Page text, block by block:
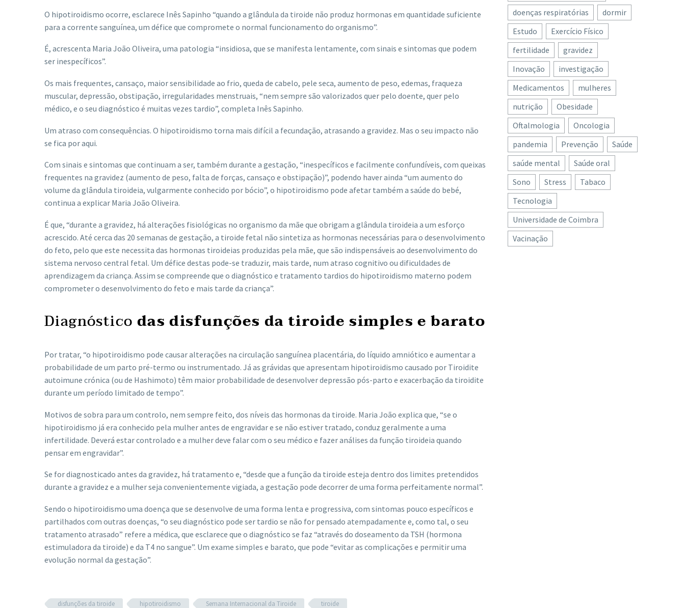
O hipotiroidismo ocorre, esclarece Inês Sapinho “quando a glândula da tiroide não produz hormonas em quantidade suficiente
para a corrente sanguínea, um défice que compromete o normal funcionamento do organismo”.
É, acrescenta Maria João Oliveira, uma patologia “insidiosa, que se manifesta lentamente, com sinais e sintomas que podem
ser inespecíficos”.
Os mais frequentes, cansaço, maior sensibilidade ao frio, queda de cabelo, pele seca, aumento de peso, edemas, fraqueza
muscular, depressão, obstipação, irregularidades menstruais, “nem sempre são valorizados quer pelo doente, quer pelo
médico, e o seu diagnóstico é muitas vezes tardio”, completa Inês Sapinho.
Um atraso com consequências. O hipotiroidismo torna mais difícil a fecundação, atrasando a gravidez. Mas o seu impacto não
se fica por aqui.
Com sinais e sintomas que continuam a ser, também durante a gestação, “inespecíficos e facilmente confundíveis, com queixas
frequentes na gravidez (aumento de peso, falta de forças, cansaço e obstipação)”, podendo haver ainda “um aumento do
volume da glândula tiroideia, vulgarmente conhecido por bócio”, o hipotiroidismo pode afetar também a saúde do bebé,
continua a explicar Maria João Oliveira.
É que, “durante a gravidez, há alterações fisiológicas no organismo da mãe que obrigam a glândula tiroideia a um esforço
acrescido. Até cerca das 20 semanas de gestação, a tiroide fetal não sintetiza as hormonas necessárias para o desenvolvimento
do feto, pelo que este necessita das hormonas tiroideias produzidas pela mãe, que são indispensáveis ao desenvolvimento do
sistema nervoso central fetal. Um défice destas pode-se traduzir, mais tarde, num atraso cognitivo ou dificuldades de
aprendizagem da criança. Assim se compreende que o diagnóstico e tratamento tardios do hipotiroidismo materno podem
comprometer o desenvolvimento do feto e mais tarde da criança”.
Diagnóstico das disfunções da tiroide simples e barato
Por tratar, “o hipotiroidismo pode causar alterações na circulação sanguínea placentária, do líquido amniótico e aumentar a
probabilidade de um parto pré-termo ou instrumentado. Já as grávidas que apresentam hipotiroidismo causado por Tiroidite
autoimune crónica (ou de Hashimoto) têm maior probabilidade de desenvolver depressão pós-parto e exacerbação da tiroidite
durante um período limitado de tempo”.
Motivos de sobra para um controlo, nem sempre feito, dos níveis das hormonas da tiroide. Maria João explica que, “se o
hipotiroidismo já era conhecido pela mulher antes de engravidar e se não estiver tratado, conduz geralmente a uma
infertilidade. Deverá estar controlado e a mulher deve falar com o seu médico e fazer análises da função tiroideia quando
pensar em engravidar”.
Se for diagnosticado antes da gravidez, há tratamento e, “desde que a função da tiroide esteja dentro dos limites pretendidos
durante a gravidez e a mulher seja convenientemente vigiada, a gestação pode decorrer de uma forma perfeitamente normal”.
Sendo o hipotiroidismo uma doença que se desenvolve de uma forma lenta e progressiva, com sintomas pouco específicos e
partilhados com outras doenças, “o seu diagnóstico pode ser tardio se não for pensado atempadamente e, como tal, o seu
tratamento atrasado” refere a médica, que esclarece que o diagnóstico se faz “através do doseamento da TSH (hormona
estimuladora da tiroide) e da T4 no sangue”. Um exame simples e barato, que pode “evitar as complicações e permitir uma
evolução normal da gestação”.
disfunções da tiroide hipotiroidismo Semana Internacional da Tiroide tiroide
doenças respiratórias
dormir
Estudo
Exercício Físico
fertilidade
gravidez
Inovação
investigação
Medicamentos
mulheres
nutrição
Obesidade
Oftalmologia
Oncologia
pandemia
Prevenção
Saúde
saúde mental
Saúde oral
Sono
Stress
Tabaco
Tecnologia
Universidade de Coimbra
Vacinação